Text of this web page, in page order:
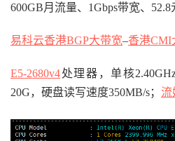
600GB月流量、1Gbps带宽、52.8
易科云香港BGP大带宽–香港CMI
E5-2680v4处理器，单核
20G，硬盘读写速度350MB/s； 流